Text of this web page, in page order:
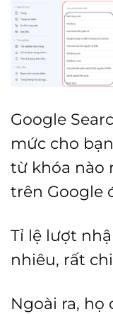
Google
mức cho
từ khóa nào
trên Google
Tỉ lệ lượt
nhiêu, rất
Ngoài ra, họ